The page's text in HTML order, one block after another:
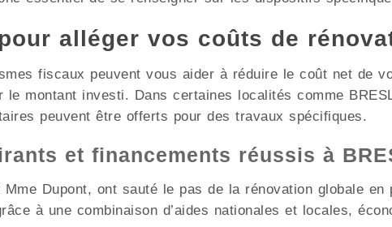
alléger vos coûts de
fiscaux peuvent vous aider à réduire le coût net de
le montant investi. Dans certaines localités comme
peuvent être offerts pour des travaux spécifiques.
et financements réussis à
Dupont, ont sauté le pas de la rénovation globale
à une combinaison d’aides nationales et locales,